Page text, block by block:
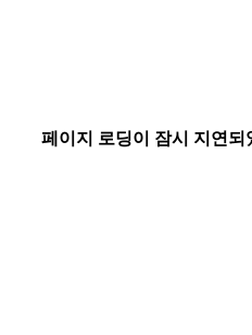
페이지 로딩이 잠시 지연